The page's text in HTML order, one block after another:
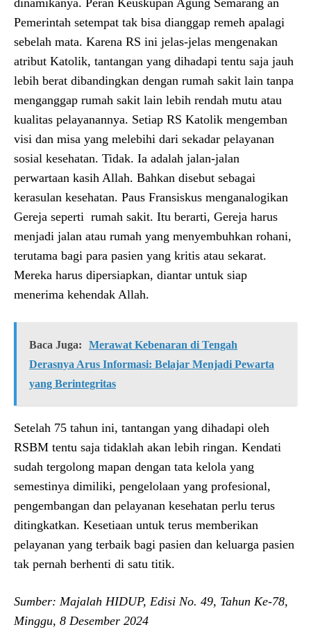
Pemerintah setempat tak bisa dianggap remeh apalagi
sebelah mata. Karena RS ini jelas-jelas mengenakan
atribut Katolik, tantangan yang dihadapi tentu saja jauh
lebih berat dibandingkan dengan rumah sakit lain tanpa
menganggap rumah sakit lain lebih rendah mutu atau
kualitas pelayanannya. Setiap RS Katolik mengemban
visi dan misa yang melebihi dari sekadar pelayanan
sosial kesehatan. Tidak. Ia adalah jalan-jalan
perwartaan kasih Allah. Bahkan disebut sebagai
kerasulan kesehatan. Paus Fransiskus menganalogikan
Gereja seperti rumah sakit. Itu berarti, Gereja harus
menjadi jalan atau rumah yang menyembuhkan rohani,
terutama bagi para pasien yang kritis atau sekarat.
Mereka harus dipersiapkan, diantar untuk siap
menerima kehendak Allah.
Baca Juga:
Merawat Kebenaran di Tengah
Derasnya Arus Informasi: Belajar Menjadi Pewarta
yang Berintegritas
Setelah 75 tahun ini, tantangan yang dihadapi oleh
RSBM tentu saja tidaklah akan lebih ringan. Kendati
sudah tergolong mapan dengan tata kelola yang
semestinya dimiliki, pengelolaan yang profesional,
pengembangan dan pelayanan kesehatan perlu terus
ditingkatkan. Kesetiaan untuk terus memberikan
pelayanan yang terbaik bagi pasien dan keluarga pasien
tak pernah berhenti di satu titik.
Sumber: Majalah HIDUP, Edisi No. 49, Tahun Ke-78,
Minggu, 8 Desember 2024